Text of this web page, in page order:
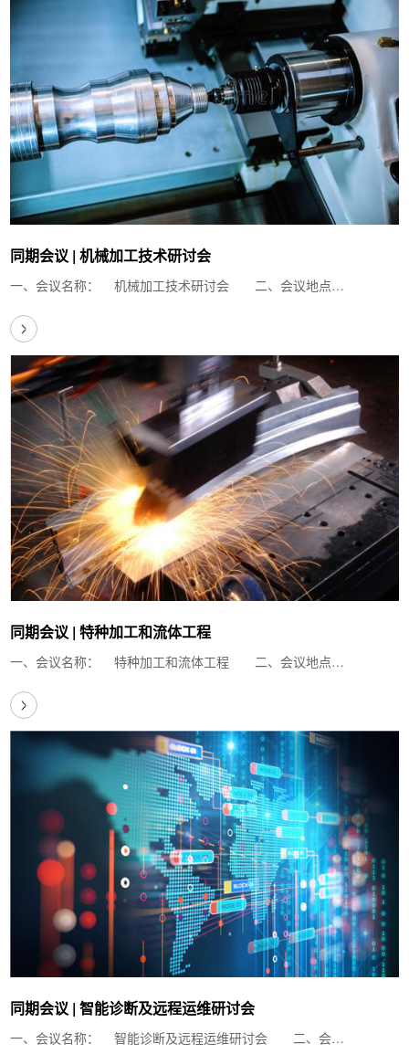
同期会议 | 机械加工技术研讨会
一、会议名称： 机械加工技术研讨会 二、会议地点…
同期会议 | 特种加工和流体工程
一、会议名称： 特种加工和流体工程 二、会议地点…
同期会议 | 智能诊断及远程运维研讨会
一、会议名称： 智能诊断及远程运维研讨会 二、会…